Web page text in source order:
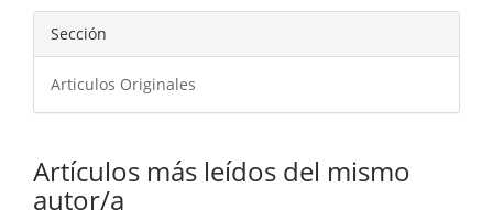
Sección
Articulos Originales
Artículos más leídos del mismo
autor/a